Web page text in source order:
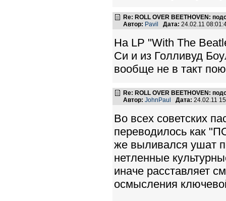
Re: ROLL OVER BEETHOVEN:
Автор: Pavil Дата: 24.02.11
На LP "With The
Си и из Голливуд
вообще не в такт
Re: ROLL OVER BEETHOVEN:
Автор: JohnPaul Дата: 24.02.11
Во всех советских
переводилось как
же выливался ушат
нетленные
иначе расставляет
осмысления